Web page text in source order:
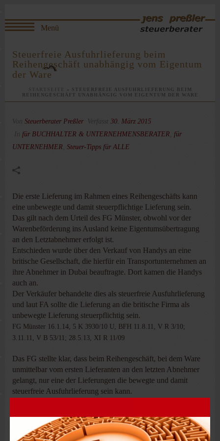
Steuerfreie Ausfuhrlieferung beim
Reihengeschäft unabhängig vom Eigentum
der Ware
»
STEUERFREIE AUSFUHRLIEFERUNG BEIM
REIHENGESCHÄFT UNABHÄNGIG VOM EIGENTUM DER WARE
Von Steuerberater Preßler Verfasst 30. März 2015
In für BUCHHALTER & UNTERNEHMENSBERATER
für
UNTERNEHMER Steuer-Tipps für ALLE
Die erste Lieferung im Rahmen eines Reihengeschäfts kann
eine unbewegte und damit steuerpflichtige Lieferung sein.
Das gilt nach dem Urteil des FG Münster, obwohl vor der
Warenbeförderung ins Ausland keine ­Eigentumsübertragung
an den Letztabnehmer erfolgt ist.
Entschieden wurde über den Verkauf von Handys an eine
britische Gesellschaft, die hierfür ein Transportunternehmen an
ihre Abnehmer in Dubai ­beauftragte. Dort kamen die Handys
auch an.
Der Verkäufer behandelte dies als steuer­freie Ausfuhrlieferung
und laut FA sollte die Lieferung an die britische Firma als
unbewegte Lieferung steuerpflichtig sein.
FG Münster 16.1.14, 5 K 3930/10 U, BFH 11.8.11, V R 3/10;
3.11.11, V B 53/11; 28.5.13, XI R 11/09
Das FG stellte klar, dass beim Reihengeschäft, bei dem Ware
unmittelbar vom ersten Lieferanten an den letzten Abnehmer
gelangt, nur eine der Lieferungen die bewegte und damit
steuerfreie Ausfuhrlieferung sein kann.
Lieferungen aber nicht auf Ausfuhrlieferungen in Drittstaaten
zu übertragen.